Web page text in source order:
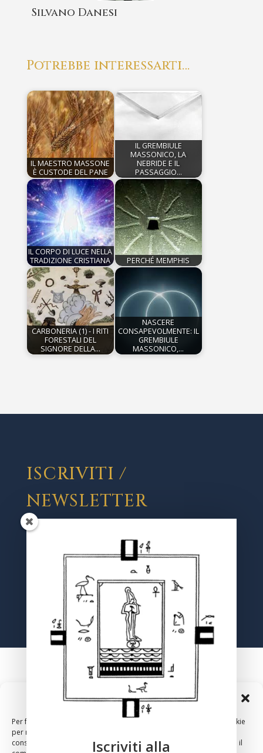
Gestisci Consenso Cookie
Per fornire le migliori esperienze, utilizziamo tecnologie come i cookie
per memorizzare e/o accedere alle informazioni del dispositivo. Il
consenso a queste tecnologie ci permetterà di elaborare dati come il
Silvano Danesi
Potrebbe interessarti…
IL MAESTRO MASSONE
È CUSTODE DEL PANE
IL GREMBIULE
MASSONICO, LA
NEBRIDE E IL
PASSAGGIO…
IL CORPO DI LUCE NELLA
TRADIZIONE CRISTIANA
PERCHÉ MEMPHIS
CARBONERIA (1) - I RITI
FORESTALI DEL
SIGNORE DELLA…
NASCERE
CONSAPEVOLMENTE: IL
GREMBIULE
MASSONICO,…
ISCRIVITI /
NEWSLETTER
Registrati
Iscriviti alla